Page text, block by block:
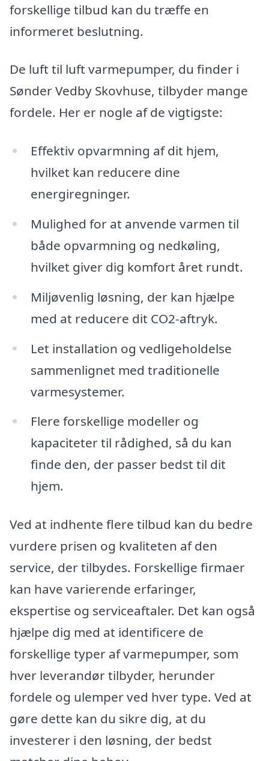
forskellige tilbud kan du træffe en
informeret beslutning.
De luft til luft varmepumper, du finder i
Sønder Vedby Skovhuse, tilbyder mange
fordele. Her er nogle af de vigtigste:
Effektiv opvarmning af dit hjem,
hvilket kan reducere dine
energiregninger.
Mulighed for at anvende varmen til
både opvarmning og nedkøling,
hvilket giver dig komfort året rundt.
Miljøvenlig løsning, der kan hjælpe
med at reducere dit CO2-aftryk.
Let installation og vedligeholdelse
sammenlignet med traditionelle
varmesystemer.
Flere forskellige modeller og
kapaciteter til rådighed, så du kan
finde den, der passer bedst til dit
hjem.
Ved at indhente flere tilbud kan du bedre
vurdere prisen og kvaliteten af den
service, der tilbydes. Forskellige firmaer
kan have varierende erfaringer,
ekspertise og serviceaftaler. Det kan også
hjælpe dig med at identificere de
forskellige typer af varmepumper, som
hver leverandør tilbyder, herunder
fordele og ulemper ved hver type. Ved at
gøre dette kan du sikre dig, at du
investerer i den løsning, der bedst